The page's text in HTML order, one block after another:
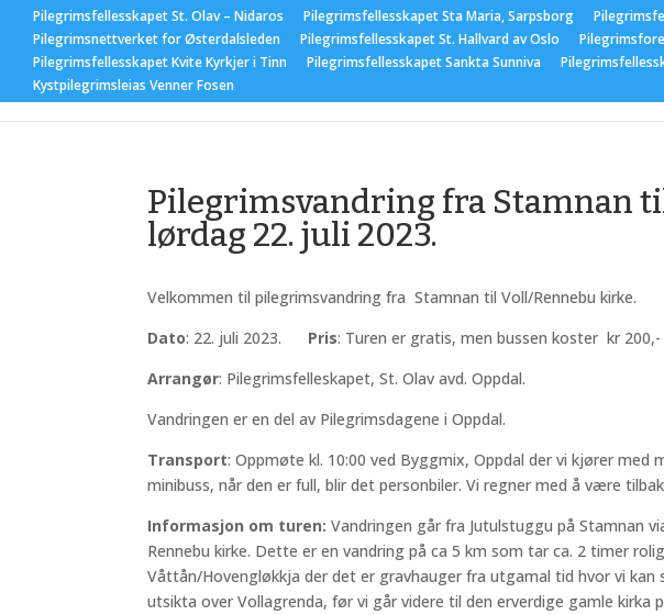
Pilegrimsfellesskapet St. Olav – Nidaros Pilegrimsfellesskapet Sta Maria, Sarpsborg
Pilegrimsnettverket for Østerdalsleden
Pilegrimsfellesskapet St. Hallvard av Oslo
Pilegrimsfellesskapet Kvite Kyrkjer i Tinn
Pilegrimsfellesskapet Sankta Sunniva
Kystpilegrimsleias Venner Fosen
Medlemskap
Pilegrimsvandring fra Stamnan
lørdag 22. juli 2023.
Velkommen til pilegrimsvandring fra Stamnan til Voll/Rennebu kirke.
Dato: 22. juli 2023. Pris: Turen er gratis, men bussen koster kr
Arrangør: Pilegrimsfelleskapet, St. Olav avd. Oppdal.
Vandringen er en del av Pilegrimsdagene i Oppdal.
Transport: Oppmøte kl. 10:00 ved Byggmix, Oppdal der vi kjører
minibuss, når den er full, blir det personbiler. Vi regner med å være
Informasjon om turen: Vandringen går fra Jutulstuggu på Stamnan
Rennebu kirke. Dette er en vandring på ca 5 km som tar ca. 2 timer
Våttån/Hovengløkkja der det er gravhauger fra utgamal tid hvor vi kan
utsikta over Vollagrenda, før vi går videre til den erverdige gamle kirka